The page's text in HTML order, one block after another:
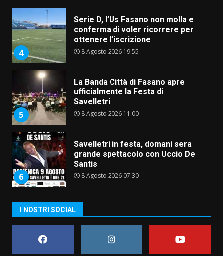
4
Serie D, l’Us Fasano non molla e
conferma di voler ricorrere per
ottenere l’iscrizione
8 Agosto 2026 19:55
5
La Banda Città di Fasano apre
ufficialmente la Festa di
Savelletri
8 Agosto 2026 11:00
6
Savelletri in festa, domani sera
grande spettacolo con Uccio De
Santis
8 Agosto 2026 07:30
Politiche Giovanili e Mobilità
Sostenibile: premiati gli studenti
8 Agosto 2026 07:15
I NOSTRI SOCIAL